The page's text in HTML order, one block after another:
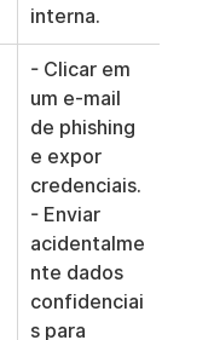
interna.
- Clicar em
um e-mail
de phishing
e expor
credenciais.
- Enviar
acidentalme
nte dados
confidenciai
s para